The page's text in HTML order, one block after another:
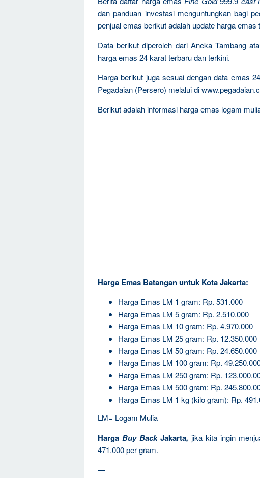
dan panduan investasi menguntungkan bagi
penjual emas berikut adalah update harga emas
Data berikut diperoleh dari Aneka Tambang
harga emas 24 karat terbaru dan terkini.
Harga berikut juga sesuai dengan data emas
Pegadaian (Persero) melalui di
Berikut adalah informasi harga emas logam
Harga Emas Batangan untuk Kota Jakarta:
Harga Emas LM 1 gram: Rp. 531.000
Harga Emas LM 5 gram: Rp. 2.510.000
Harga Emas LM 10 gram: Rp. 4.970.000
Harga Emas LM 25 gram: Rp. 12.350.000
Harga Emas LM 50 gram: Rp. 24.650.000
Harga Emas LM 100 gram: Rp.
Harga Emas LM 250 gram: Rp.
Harga Emas LM 500 gram: Rp.
Harga Emas LM 1 kg (kilo gram): Rp.
LM= Logam Mulia
Harga Buy Back Jakarta, jika kita ingin
471.000 per gram.
—